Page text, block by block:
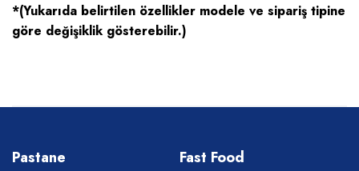
*(Yukarıda belirtilen özellikler modele ve sipariş tipine
göre değişiklik gösterebilir.)
Pastane Fast Food